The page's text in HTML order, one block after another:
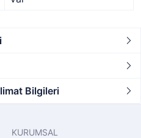
Bilgileri
KURUMSAL